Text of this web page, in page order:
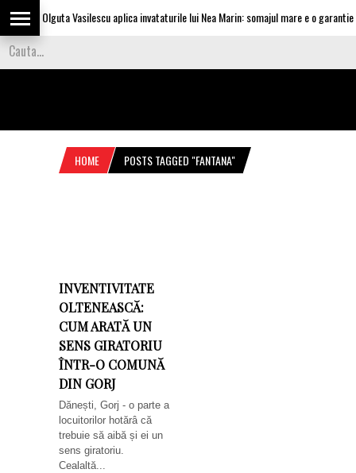
Olguta Vasilescu aplica invataturile lui Nea Marin: somajul mare e o garantie
HOME POSTS TAGGED "FANTANA"
INVENTIVITATE
OLTENEASCĂ:
CUM ARATĂ UN
SENS GIRATORIU
ÎNTR-O COMUNĂ
DIN GORJ
Dănești, Gorj - o parte a
locuitorilor hotărâ că
trebuie să aibă și ei un
sens giratoriu.
Cealaltă...